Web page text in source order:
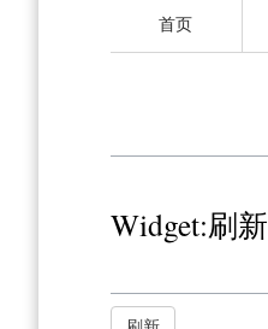
首页
Widget:刷新